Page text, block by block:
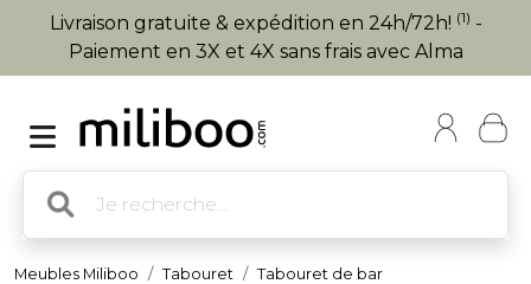
Livraison gratuite & expédition en 24h/72h! (1) -
Paiement en 3X et 4X sans frais avec Alma
Meubles Miliboo Tabouret
Tabouret de bar